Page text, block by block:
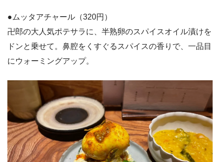
●ムッタアチャール（320円）
卍郎の大人気ポテサラに、半熟卵のスパイスオイル漬けを
ドンと乗せて。鼻腔をくすぐるスパイスの香りで、一品目
にウォーミングアップ。